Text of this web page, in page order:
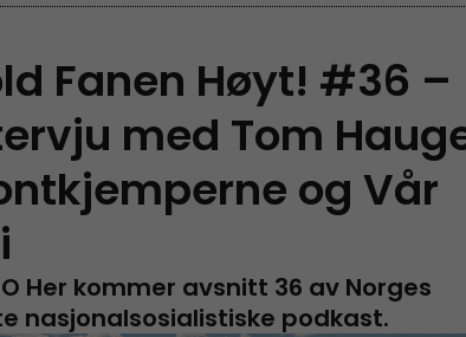
Fanen Høyt! #36 –
med Tom
og Vår
Her kommer avsnitt 36 av Norges
nasjonalsosialistiske podkast.